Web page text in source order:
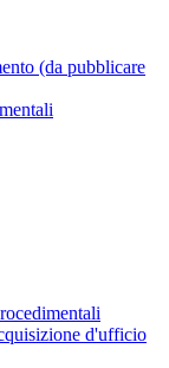
(da pubblicare
d'ufficio